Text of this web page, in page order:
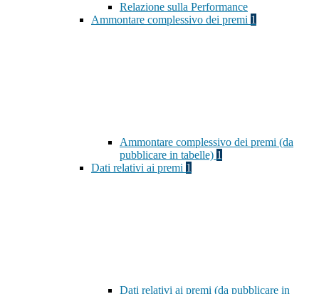
Relazione sulla Performance
Ammontare complessivo dei premi 1
Ammontare complessivo dei premi (da
pubblicare in tabelle) 1
Dati relativi ai premi 1
Dati relativi ai premi (da pubblicare in